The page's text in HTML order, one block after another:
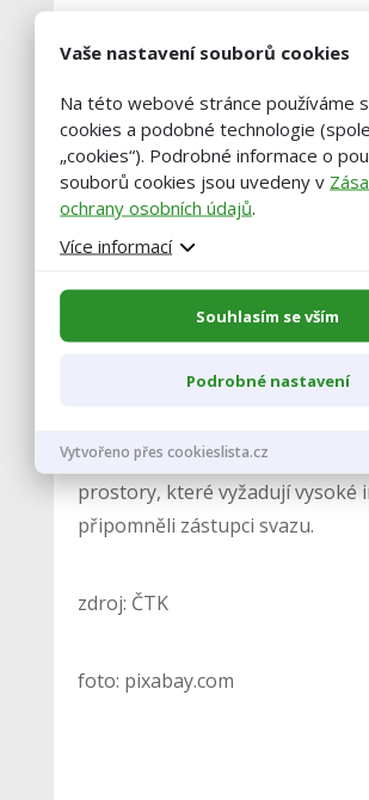
„Výzva je také propagovat
tento trend je potřeba
řekl ministr. U drobných
domácností a zahrádkářů
dat svazu obliba brambor
každoročně produkují kolem
tun brambor, které pěstují
6000 hektarech.
Podle Králíčka Česko
brambor, zejména z Německa
jiné brání nedostatečné
prostory, které vyžadují vysoké
připomněli zástupci svazu.
zdroj: ČTK
foto: pixabay.com
Vaše nastavení souborů cookies
Na této webové stránce používáme
cookies a podobné technologie
„cookies“). Podrobné informace o
souborů cookies jsou uvedeny v
ochrany osobních údajů.
Více informací
Souhlasím se vším
Podrobné nastavení
Vytvořeno přes cookieslista.cz